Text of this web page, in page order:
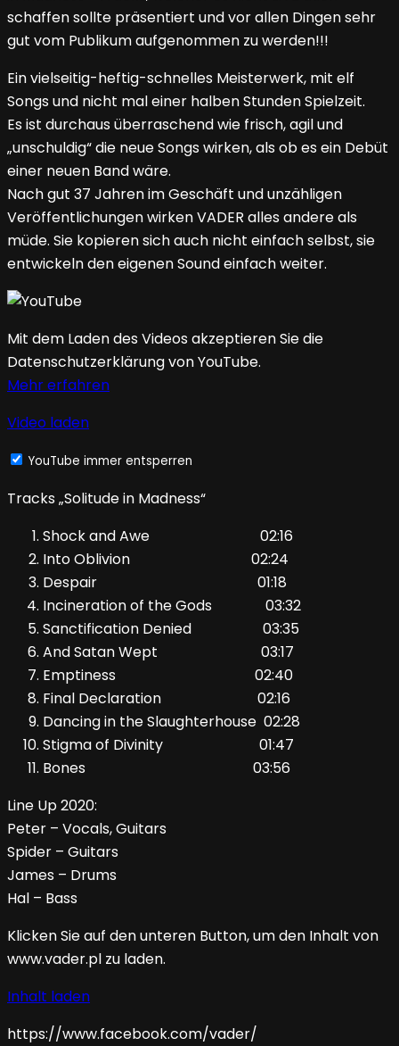
schaffen sollte präsentiert und vor allen Dingen sehr
gut vom Publikum aufgenommen zu werden!!!
Ein vielseitig-heftig-schnelles Meisterwerk, mit elf
Songs und nicht mal einer halben Stunden Spielzeit.
Es ist durchaus überraschend wie frisch, agil und
„unschuldig“ die neue Songs wirken, als ob es ein Debüt
einer neuen Band wäre.
Nach gut 37 Jahren im Geschäft und unzähligen
Veröffentlichungen wirken VADER alles andere als
müde. Sie kopieren sich auch nicht einfach selbst, sie
entwickeln den eigenen Sound einfach weiter.
Mit dem Laden des Videos akzeptieren Sie die
Datenschutzerklärung von YouTube.
Mehr erfahren
Video laden
YouTube immer entsperren
Tracks „Solitude in Madness“
Shock and Awe 02:16
Into Oblivion 02:24
Despair 01:18
Incineration of the Gods 03:32
Sanctification Denied 03:35
And Satan Wept 03:17
Emptiness 02:40
Final Declaration 02:16
Dancing in the Slaughterhouse 02:28
Stigma of Divinity 01:47
Bones 03:56
Line Up 2020:
Peter – Vocals, Guitars
Spider – Guitars
James – Drums
Hal – Bass
Klicken Sie auf den unteren Button, um den Inhalt von
www.vader.pl zu laden.
Inhalt laden
https://www.facebook.com/vader/